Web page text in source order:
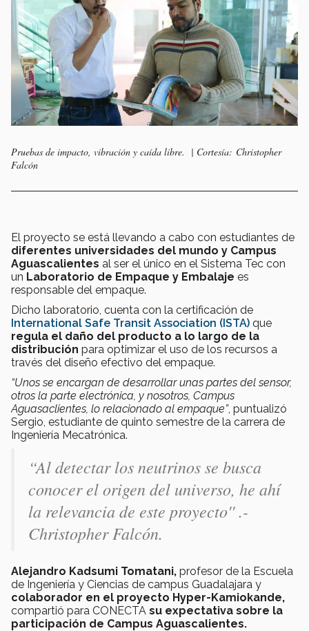
Pruebas de impacto, vibración y caída libre. | Cortesía: Christopher
Falcón
El proyecto se está llevando a cabo con estudiantes de
diferentes universidades del mundo y Campus
Aguascalientes al ser el único en el Sistema Tec con
un Laboratorio de Empaque y Embalaje es
responsable del empaque.
Dicho laboratorio, cuenta con la certificación de
International Safe Transit Association (ISTA) que
regula el daño del producto a lo largo de la
distribución para optimizar el uso de los recursos a
través del diseño efectivo del empaque.
“Unos se encargan de desarrollar unas partes del sensor,
otros la parte electrónica, y nosotros, Campus
Aguasaclientes, lo relacionado al empaque”, puntualizó
Sergio, estudiante de quinto semestre de la carrera de
Ingeniería Mecatrónica.
“Al detectar los neutrinos se busca
conocer el origen del universo, he ahí
la relevancia de este proyecto'' .-
Christopher Falcón.
Alejandro Kadsumi Tomatani, profesor de la Escuela
de Ingeniería y Ciencias de campus Guadalajara y
colaborador en el proyecto Hyper-Kamiokande,
compartió para CONECTA su expectativa sobre la
participación de Campus Aguascalientes.